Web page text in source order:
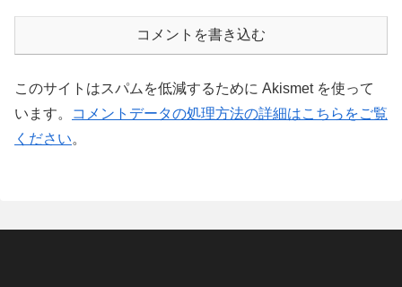
コメントを書き込む
このサイトはスパムを低減するために Akismet を使って
います。
コメントデータの処理方法の詳細はこちらをご覧
ください。